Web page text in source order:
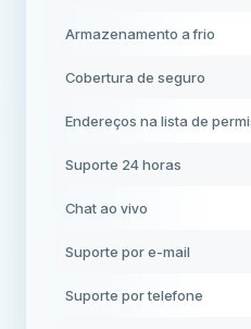
Armazenamento a frio
Cobertura de seguro
Endereços na lista de
Suporte 24 horas
Chat ao vivo
Suporte por e-mail
Suporte por telefone